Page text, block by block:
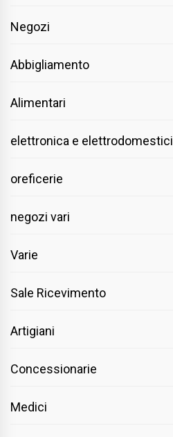
Negozi
Abbigliamento
Alimentari
elettronica e elettrodomestici
oreficerie
negozi vari
Varie
Sale Ricevimento
Artigiani
Concessionarie
Medici